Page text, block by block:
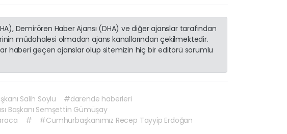
Demirören Haber Ajansı (DHA) ve diğer ajanslar tarafından
müdahalesi olmadan ajans kanallarından çekilmektedir.
haberi geçen ajanslar olup sitemizin hiç bir editörü sorumlu
Salih Soylu
#darende haberleri
Başkanı Semşettin Gümüşay
# #Cumhurbaşkanımız Recep Tayyip Erdoğan